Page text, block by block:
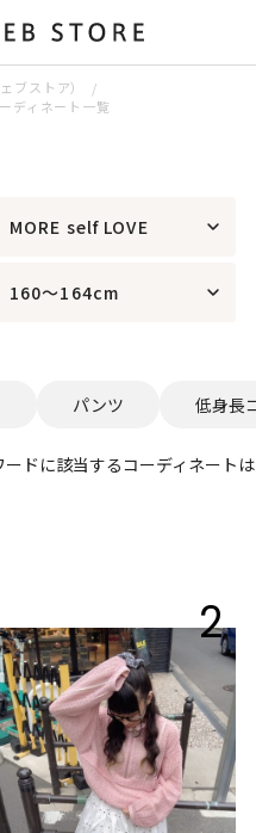
ブストア）
ディネート一覧
MORE self LOVE
160～164cm
パンツ 低身長
ドに該当するコーディネートは
2